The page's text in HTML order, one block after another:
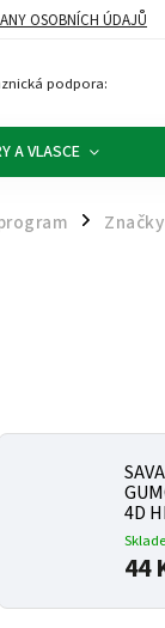
OSOBNÍCH ÚDAJŮ
podpora:
A VLASCE
/ Značky
4D
44